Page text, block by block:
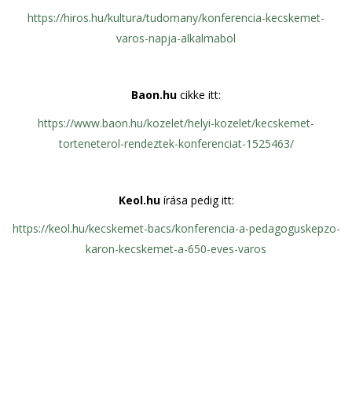
https://hiros.hu/kultura/tudomany/konferencia-kecskemet-
varos-napja-alkalmabol
Baon.hu cikke itt:
https://www.baon.hu/kozelet/helyi-kozelet/kecskemet-
torteneterol-rendeztek-konferenciat-1525463/
Keol.huírása pedig itt:
https://keol.hu/kecskemet-bacs/konferencia-a-pedagoguskepzo-
karon-kecskemet-a-650-eves-varos